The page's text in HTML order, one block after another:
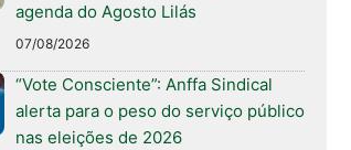
agenda do Agosto Lilás
07/08/2026
“Vote Consciente”: Anffa Sindical
alerta para o peso do serviço público
nas eleições de 2026